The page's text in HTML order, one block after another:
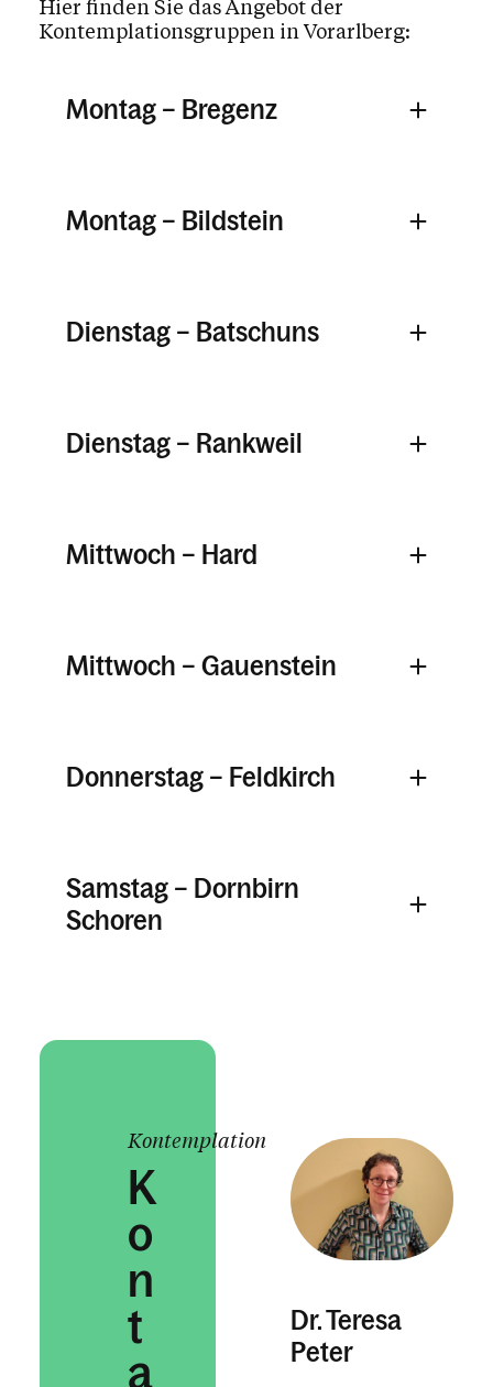
Hier finden Sie das Angebot der
Kontemplationsgruppen in Vorarlberg:
Montag – Bregenz
Montag – Bildstein
Dienstag – Batschuns
Dienstag – Rankweil
Mittwoch – Hard
Mittwoch – Gauenstein
Donnerstag – Feldkirch
Samstag – Dornbirn
Schoren
Dr. Teresa
Peter
Kontemplation
K
o
n
t
a